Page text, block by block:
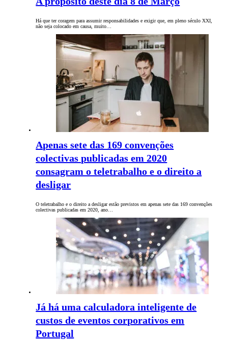
Há que ter coragem para assumir responsabilidades e exigir que, em pleno século XXI,
não seja colocado em causa, muito…
Apenas sete das 169 convenções
colectivas publicadas em 2020
consagram o teletrabalho e o direito a
desligar
O teletrabalho e o direito a desligar estão previstos em apenas sete das 169 convenções
colectivas publicadas em 2020, ano…
Já há uma calculadora inteligente de
custos de eventos corporativos em
Portugal